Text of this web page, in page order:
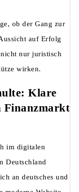
ob der Gang zur
auf Erfolg
nur juristisch
wirken.
Klare
Finanzmarkt
im digitalen
Deutschland
an deutsches und